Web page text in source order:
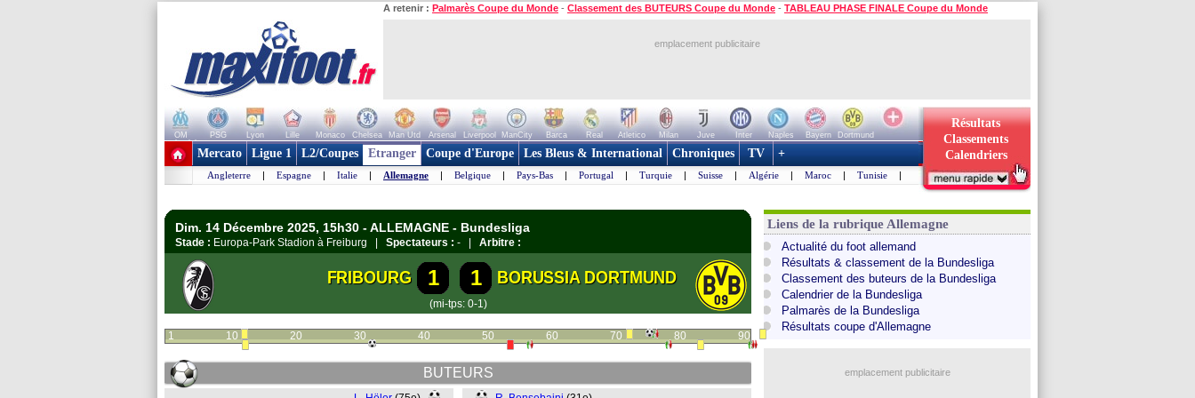
A retenir : Palmarès Coupe du Monde - Classement des BUTEURS Coupe du Monde - TABLEAU PHASE FINALE Coupe du Monde
emplacement publicitaire
OM PSG Lyon Lille Monaco Chelsea Man Utd Arsenal Liverpool ManCity Barca Real Atletico Milan Juve Inter Naples Bayern
Dortmund
+ de clubs
Résultats
Classements
Calendriers
Mercato Ligue 1 L2/Coupes Etranger Coupe d'Europe Les Bleus & International Chroniques TV +
Angleterre | Espagne | Italie | Allemagne | Belgique | Pays-Bas | Portugal | Turquie | Suisse | Algérie | Maroc | Tunisie |
Dim. 14 Décembre 2025, 15h30 - ALLEMAGNE - Bundesliga
Stade : Europa-Park Stadion à Freiburg | Spectateurs : - | Arbitre :
FRIBOURG 1 1 BORUSSIA DORTMUND
(mi-tps: 0-1)
1 10 20 30 40 50 60 70 80 90
BUTEURS
Liens de la rubrique Allemagne
Actualité du foot allemand
Résultats & classement de la Bundesliga
Classement des buteurs de la Bundesliga
Calendrier de la Bundesliga
Palmarès de la Bundesliga
Résultats coupe d'Allemagne
emplacement publicitaire